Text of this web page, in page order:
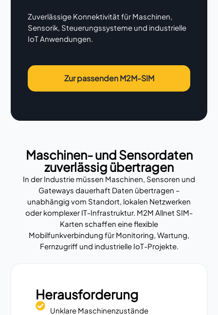
Zuverlässige Konnektivität für Maschinen,
Sensorik, Steuerungssysteme und industrielle
IoT Anwendungen.
Zur passenden M2M-SIM
Maschinen- und Sensordaten
zuverlässig übertragen
In der Industrie müssen Maschinen, Sensoren und
Gateways dauerhaft Daten übertragen –
unabhängig vom Standort, lokalen Netzwerken
oder komplexer IT-Infrastruktur. M2M Allnet SIM-
Karten schaffen eine flexible
Mobilfunkverbindung für Monitoring, Wartung,
Fernzugriff und industrielle IoT-Projekte.
Herausforderung
Unklare Maschinenzustände